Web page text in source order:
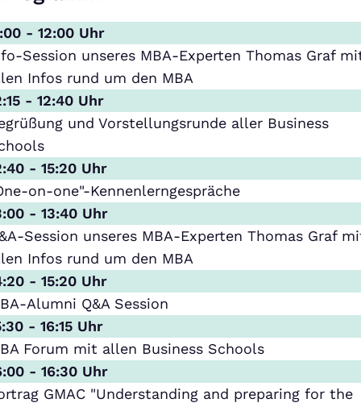
- 12:00 Uhr
Session unseres MBA-Experten Thomas Graf
Infos rund um den MBA
- 12:40 Uhr
und Vorstellungsrunde aller Business
- 15:20 Uhr
on-one"-Kennenlerngespräche
- 13:40 Uhr
Session unseres MBA-Experten Thomas Graf
Infos rund um den MBA
- 15:20 Uhr
Alumni Q&A Session
- 16:15 Uhr
Forum mit allen Business Schools
- 16:30 Uhr
GMAC "Understanding and preparing for the